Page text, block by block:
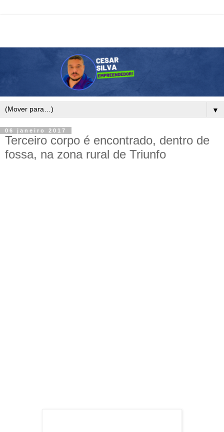
▼
06 janeiro 2017
Terceiro corpo é encontrado, dentro de
fossa, na zona rural de Triunfo